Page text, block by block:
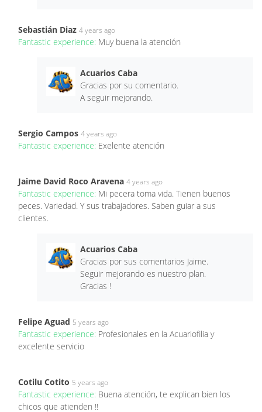
Sebastián Diaz 4 years ago
Fantastic experience: Muy buena la atención
Acuarios Caba
Gracias por su comentario.
A seguir mejorando.
Sergio Campos 4 years ago
Fantastic experience: Exelente atención
Jaime David Roco Aravena 4 years ago
Fantastic experience: Mi pecera toma vida. Tienen buenos
peces. Variedad. Y sus trabajadores. Saben guiar a sus
clientes.
Acuarios Caba
Gracias por sus comentarios Jaime.
Seguir mejorando es nuestro plan.
Gracias !
Felipe Aguad 5 years ago
Fantastic experience: Profesionales en la Acuariofilia y
excelente servicio
Cotilu Cotito 5 years ago
Fantastic experience: Buena atención, te explican bien los
chicos que atienden !!